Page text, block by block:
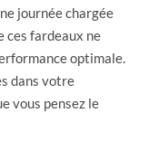
journée chargée
ces fardeaux ne
optimale.
dans votre
vous pensez le